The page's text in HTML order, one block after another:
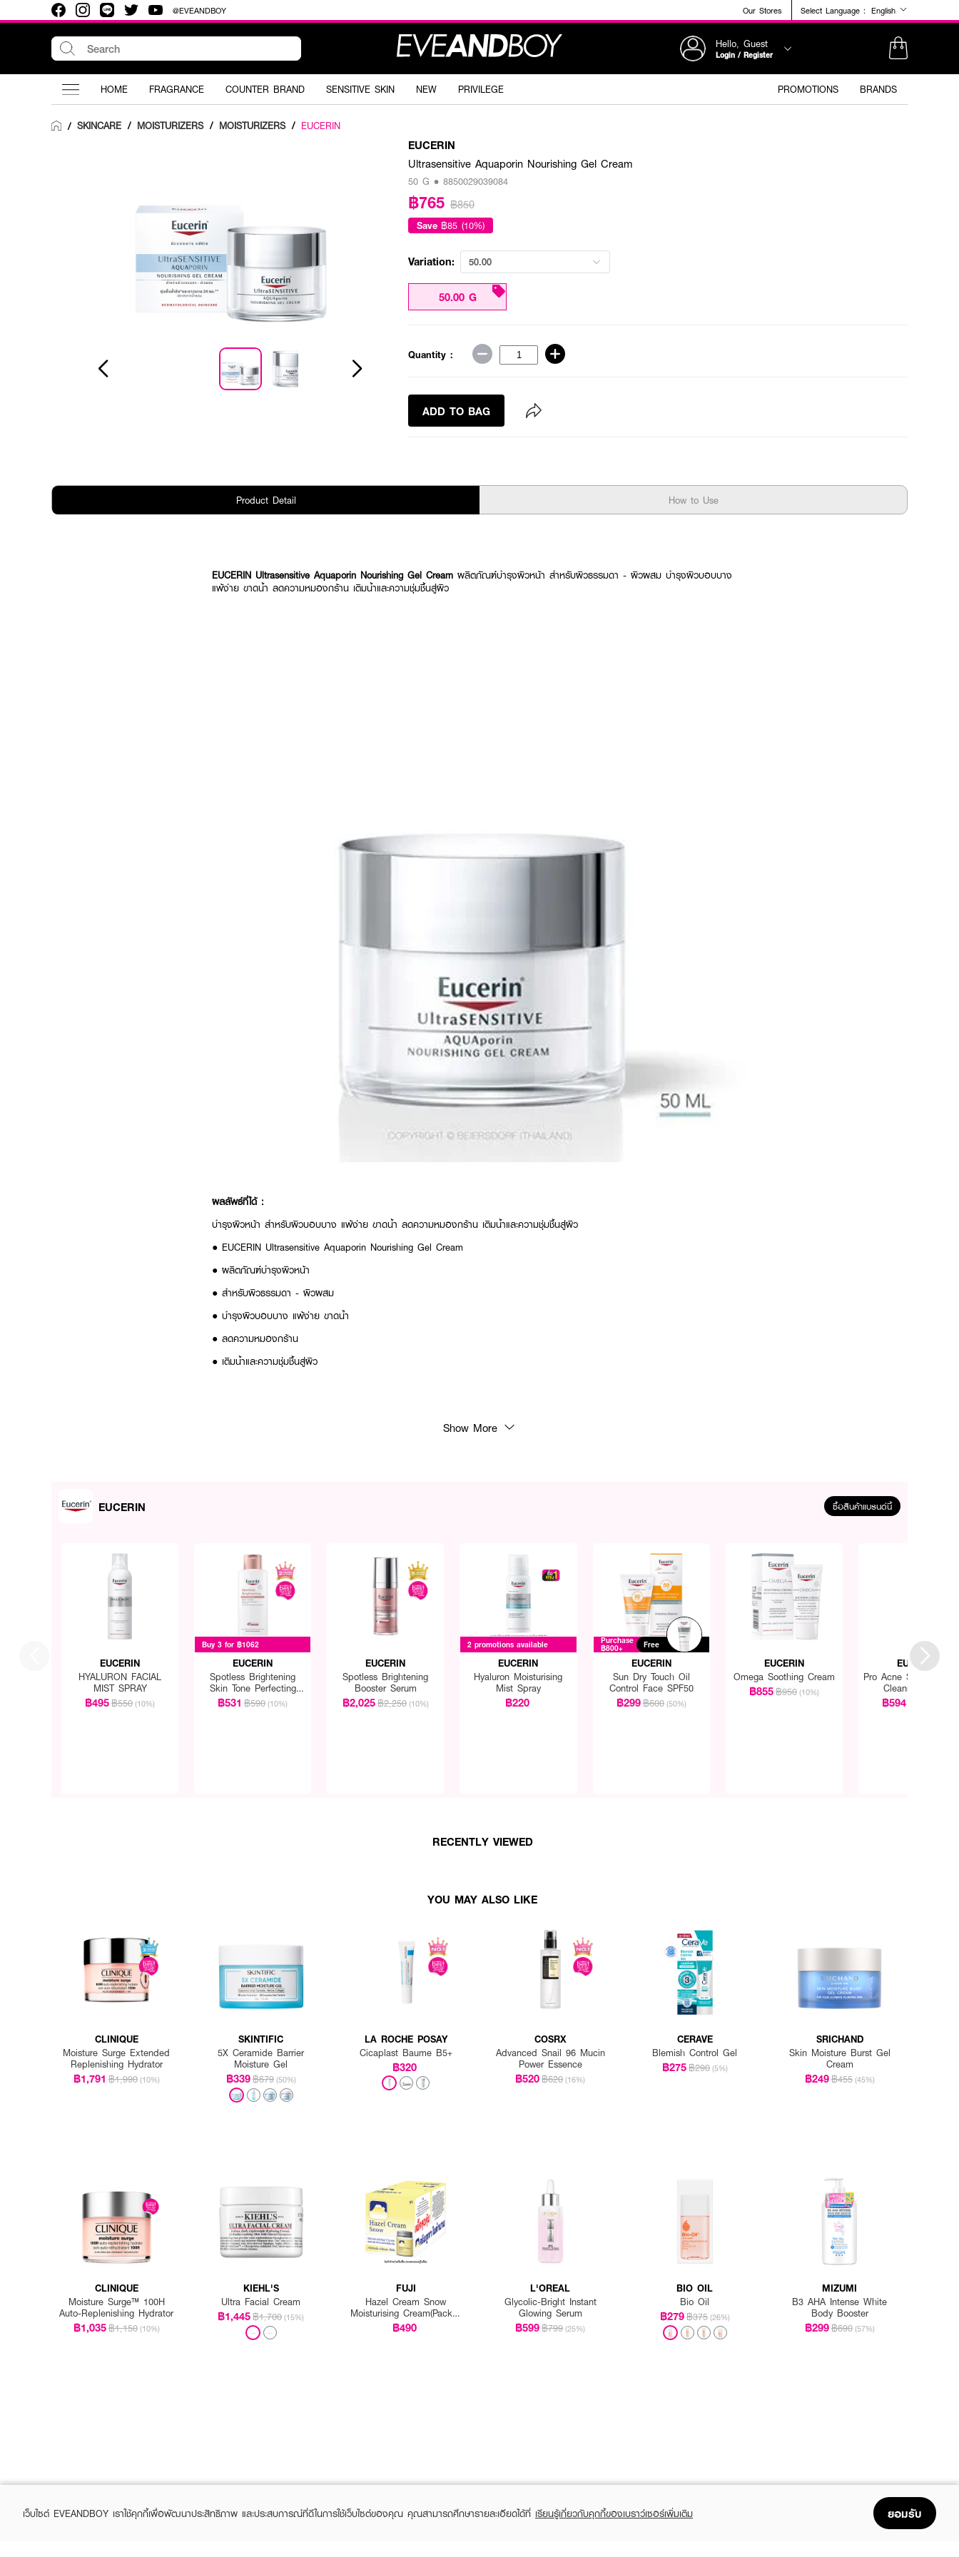
@EVEANDBOY Our Stores Select Language : English
Hello, Guest
Login / Register
HOME FRAGRANCE COUNTER BRAND SENSITIVE SKIN NEW PRIVILEGE PROMOTIONS BRANDS
/ SKINCARE / MOISTURIZERS / MOISTURIZERS / EUCERIN
EUCERIN
Ultrasensitive Aquaporin Nourishing Gel Cream
50 G • 8850029039084
฿765 ฿850
Save ฿85 (10%)
Variation: 50.00
50.00 G
Quantity :
ADD TO BAG
Product Detail How to Use
EUCERIN Ultrasensitive Aquaporin Nourishing Gel Cream ผลิตภัณฑ์บำรุงผิวหน้า สำหรับผิวธรรมดา - ผิวผสม บำรุงผิวบอบบาง
แพ้ง่าย ขาดน้ำ ลดความหมองกร้าน เติมน้ำและความชุ่มชื้นสู่ผิว
ผลลัพธ์ที่ได้ :
บำรุงผิวหน้า สำหรับผิวบอบบาง แพ้ง่าย ขาดน้ำ ลดความหมองกร้าน เติมน้ำและความชุ่มชื้นสู่ผิว
● EUCERIN Ultrasensitive Aquaporin Nourishing Gel Cream
● ผลิตภัณฑ์บำรุงผิวหน้า
● สำหรับผิวธรรมดา - ผิวผสม
● บำรุงผิวบอบบาง แพ้ง่าย ขาดน้ำ
● ลดความหมองกร้าน
● เติมน้ำและความชุ่มชื้นสู่ผิว
How to Use :
ทาบำรุงทั่วใบหน้าและลำคอเป็นประจำตอนเช้าและกลางคืน
Show More
EUCERIN ซื้อสินค้าแบรนด์นี้
EUCERIN
HYALURON FACIAL
MIST SPRAY
฿495฿550 (10%)
Buy 3 for ฿1062
EUCERIN
Spotless Brightening
Skin Tone Perfecting
Body Lotion
฿531 ฿590 (10%)
EUCERIN
Spotless Brightening
Booster Serum
฿2,025฿2,250 (10%)
2 promotions available
EUCERIN
Hyaluron Moisturising
Mist Spray
฿220
Purchase
฿800+ Free
EUCERIN
Sun Dry Touch Oil
Control Face SPF50
฿299฿600 (50%)
EUCERIN
Omega Soothing Cream
฿855฿950 (10%)
EUCERIN
Pro Acne Solution
Cleansing Foam
฿594
RECENTLY VIEWED
YOU MAY ALSO LIKE
CLINIQUE
Moisture Surge Extended
Replenishing Hydrator
฿1,791 ฿1,990 (10%)
SKINTIFIC
5X Ceramide Barrier
Moisture Gel
฿339฿679 (50%)
LA ROCHE POSAY
Cicaplast Baume B5+
฿320
COSRX
Advanced Snail 96 Mucin
Power Essence
฿520฿620 (16%)
CERAVE
Blemish Control Gel
฿275฿290 (5%)
SRICHAND
Skin Moisture Burst Gel
Cream
฿249฿455 (45%)
CLINIQUE
Moisture Surge™ 100H
Auto-Replenishing Hydrator
฿1,035฿1,150 (10%)
KIEHL'S
Ultra Facial Cream
฿1,445฿1,700 (15%)
FUJI
Hazel Cream Snow
Moisturising Cream(Pack 1
Get 1 Free)
฿490
L'OREAL
Glycolic-Bright Instant
Glowing Serum
฿599฿799 (25%)
BIO OIL
Bio Oil
฿279฿375 (26%)
MIZUMI
B3 AHA Intense White
Body Booster
฿299฿690 (57%)
เว็บไซต์ EVEANDBOY เราใช้คุกกี้เพื่อพัฒนาประสิทธิภาพ และประสบการณ์ที่ดีในการใช้เว็บไซต์ของคุณ คุณสามารถศึกษารายละเอียดได้ที่ เรียนรู้เกี่ยวกับคุกกี้ของเบราว์เซอร์เพิ่มเติม ยอมรับ